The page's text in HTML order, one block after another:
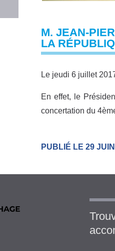
M. JEAN-
LA
Le jeudi 6 juillet
En effet, le
concertation du
PUBLIÉ LE 29